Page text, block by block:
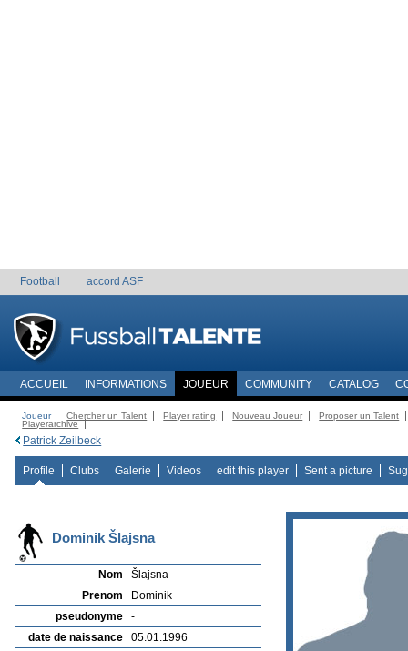
Football accord ASF
ACCUEIL INFORMATIONS JOUEUR COMMUNITY CATALOG
Joueur Chercher un Talent Player rating Nouveau Joueur
Proposer un Talent
Playerarchive
Patrick Zeilbeck
Profile Clubs Galerie Videos edit this player Sent a picture
Dominik Šlajsna
Nom
Šlajsna
Prenom
Dominik
pseudonyme
-
date de naissance
05.01.1996